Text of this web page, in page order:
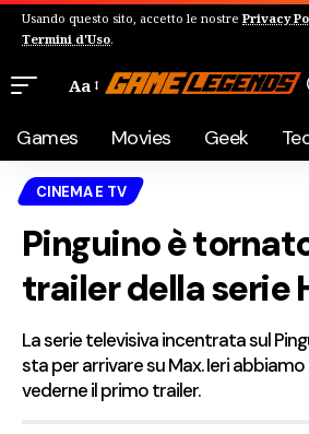
Usando questo sito, accetto le nostre Privacy
Termini d'Uso.
Aa
Games Movies Geek
CINEMA E TV
Pinguino è
trailer della serie
La serie televisiva incentrata sul
sta per arrivare su Max. Ieri
vederne il primo trailer.